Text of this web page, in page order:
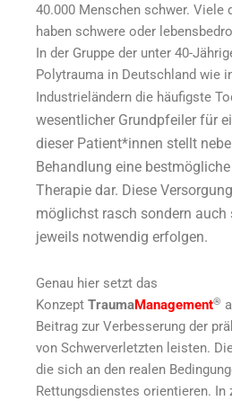
40.000 Menschen schwer. Viele
haben schwere oder
In der Gruppe der unter 40-
Polytrauma in Deutschland wie
Industrieländern die häufigste
wesentlicher Grundpfeiler für
dieser Patient*innen stellt
Behandlung eine
Therapie dar. Diese
möglichst rasch sondern
jeweils notwendig erfolgen.
Genau hier setzt das
Konzept TraumaManagement®
Beitrag zur Verbesserung der
von Schwerverletzten leisten.
die sich an den realen
Rettungsdienstes orientieren. In